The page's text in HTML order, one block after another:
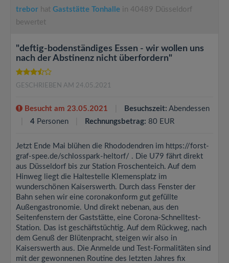
trebor hat Gaststätte Tonhalle in 40489 Düsseldorf
bewertet
"deftig-bodenständiges Essen - wir wollen uns
nach der Abstinenz nicht überfordern"
GESCHRIEBEN AM 24.05.2021
Besucht am 23.05.2021 Besuchszeit: Abendessen
4 Personen Rechnungsbetrag: 80 EUR
Jetzt Ende Mai blühen die Rhododendren im https://forst-
graf-spee.de/schlosspark-heltorf/ . Die U79 fährt direkt
aus Düsseldorf bis zur Station Froschenteich. Auf dem
Hinweg liegt die Haltestelle Klemensplatz im
wunderschönen Kaiserswerth. Durch dass Fenster der
Bahn sehen wir eine coronakonform gut gefüllte
Außengastronomie. Und direkt nebenan, aus den
Seitenfenstern der Gaststätte, eine Corona-Schnelltest-
Station. Das ist geschäftstüchtig. Auf dem Rückweg, nach
dem Genuß der Blütenpracht, steigen wir also in
Kaiserswerth aus. Die Anmelde und Test-Formalitäten sind
mit der gewonnenen Routine des letzten Jahres fix